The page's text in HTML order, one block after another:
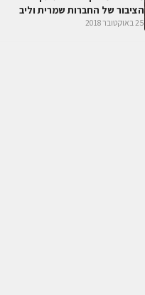
הציבור של החברות שמרית וליב
25 באוקטובר 2018